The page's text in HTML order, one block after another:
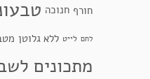
חורף חנוכה
לחם לייט ללא גלוטן
מתכונים